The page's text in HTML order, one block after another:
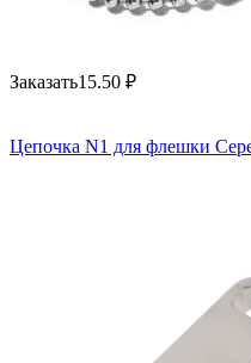
Заказать15.50 ₽
Цепочка N1 для флешки